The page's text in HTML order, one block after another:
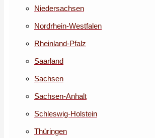
Niedersachsen
Nordrhein-Westfalen
Rheinland-Pfalz
Saarland
Sachsen
Sachsen-Anhalt
Schleswig-Holstein
Thüringen